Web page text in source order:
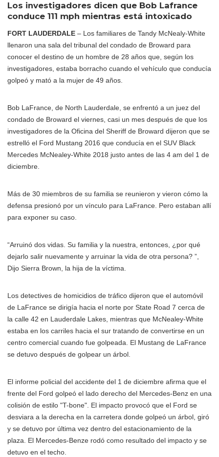
Los investigadores dicen que Bob Lafrance
conduce 111 mph mientras está intoxicado
FORT LAUDERDALE – Los familiares de Tandy McNealy-White
llenaron una sala del tribunal del condado de Broward para
conocer el destino de un hombre de 28 años que, según los
investigadores, estaba borracho cuando el vehículo que conducía
golpeó y mató a la mujer de 49 años.
Bob LaFrance, de North Lauderdale, se enfrentó a un juez del
condado de Broward el viernes, casi un mes después de que los
investigadores de la Oficina del Sheriff de Broward dijeron que se
estrelló el Ford Mustang 2016 que conducía en el SUV Black
Mercedes McNealey-White 2018 justo antes de las 4 am del 1 de
diciembre.
Más de 30 miembros de su familia se reunieron y vieron cómo la
defensa presionó por un vínculo para LaFrance. Pero estaban allí
para exponer su caso.
“Arruinó dos vidas. Su familia y la nuestra, entonces, ¿por qué
dejarlo salir nuevamente y arruinar la vida de otra persona? ”,
Dijo Sierra Brown, la hija de la víctima.
Los detectives de homicidios de tráfico dijeron que el automóvil
de LaFrance se dirigía hacia el norte por State Road 7 cerca de
la calle 42 en Lauderdale Lakes, mientras que McNealey-White
estaba en los carriles hacia el sur tratando de convertirse en un
centro comercial cuando fue golpeada. El Mustang de LaFrance
se detuvo después de golpear un árbol.
El informe policial del accidente del 1 de diciembre afirma que el
frente del Ford golpeó el lado derecho del Mercedes-Benz en una
colisión de estilo "T-bone". El impacto provocó que el Ford se
desviara a la derecha en la carretera donde golpeó un árbol, giró
y se detuvo por última vez dentro del estacionamiento de la
plaza. El Mercedes-Benze rodó como resultado del impacto y se
detuvo en el techo.